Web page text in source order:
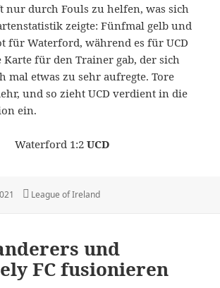
nur durch Fouls zu helfen, was sich
zeigte: Fünfmal gelb und
für Waterford, während es für UCD
Karte für den Trainer gab, der sich
mal etwas zu sehr aufregte. Tore
und so zieht UCD verdient in die
ein.
Waterford 1:2 UCD
Kategorien
League of Ireland
und
FC fusionieren